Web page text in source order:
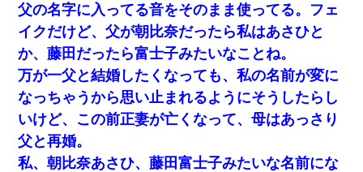
父の名字に入ってる音をそのまま使ってる。フェ
イクだけど、父が朝比奈だったら私はあさひと
か、藤田だったら富士子みたいなことね。
万が一父と結婚したくなっても、私の名前が変に
なっちゃうから思い止まれるようにそうしたらし
いけど、この前正妻が亡くなって、母はあっさり
父と再婚。
私、朝比奈あさひ、藤田富士子みたいな名前にな